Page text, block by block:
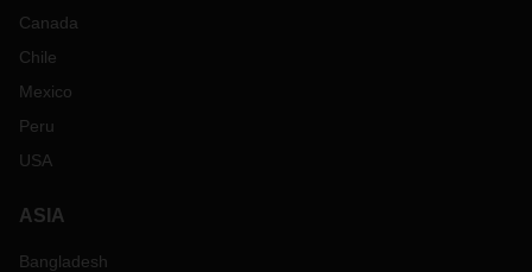
Canada
Chile
Mexico
Peru
USA
ASIA
Bangladesh